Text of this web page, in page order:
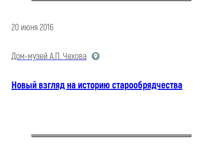
20 июня 2016
Дом-музей А.П. Чехова
Новый взгляд на историю старообрядчества